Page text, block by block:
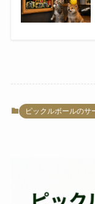
ピックルボールのサ